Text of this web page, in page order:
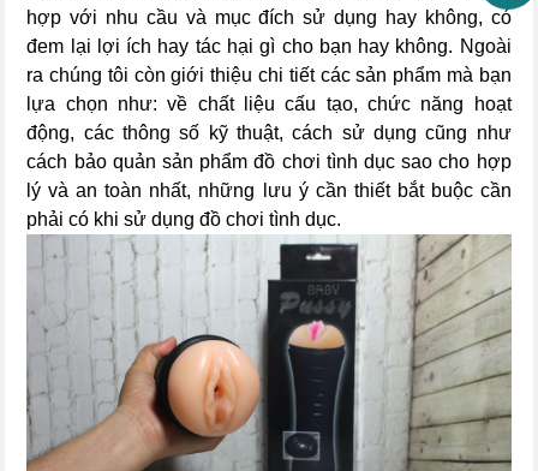
hợp với nhu cầu và mục đích sử dụng hay không, có
đem lại lợi ích hay tác hại gì cho bạn hay không. Ngoài
ra chúng tôi còn giới thiệu chi tiết các sản phẩm mà bạn
lựa chọn như: về chất liệu cấu tạo, chức năng hoạt
động, các thông số kỹ thuật, cách sử dụng cũng như
cách bảo quản sản phẩm đồ chơi tình dục sao cho hợp
lý và an toàn nhất, những lưu ý cần thiết bắt buộc cần
phải có khi sử dụng đồ chơi tình dục.